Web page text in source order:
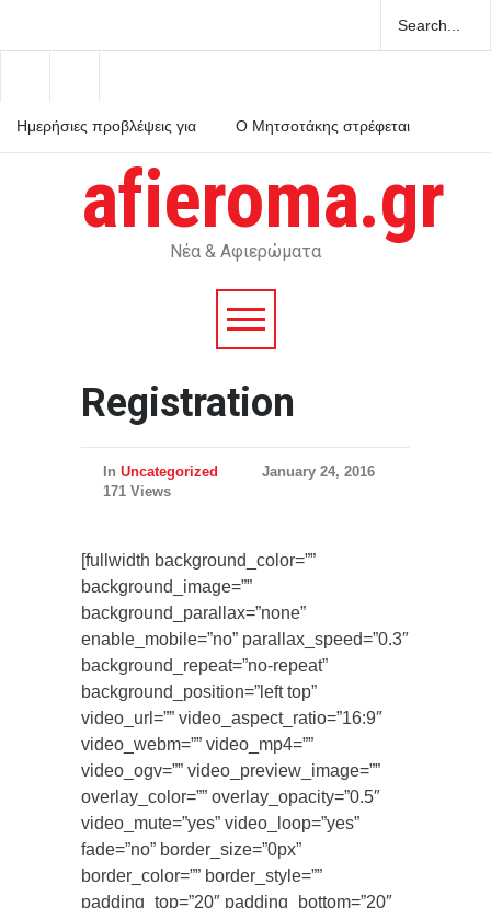
Ημερήσιες προβλέψεις για
Ο Μητσοτάκης στρέφεται
Χανιά: ΕΔΕ για τους
αστυνομικούς που έχασαν
την 75χρονη από το τμήμα
– Βρέθηκε νεκρή μετά από
afieroma.gr
Νέα & Αφιερώματα
Registration
In Uncategorized
January 24, 2016
171 Views
[fullwidth background_color=””
background_image=””
background_parallax=”none”
enable_mobile=”no” parallax_speed=”0.3″
background_repeat=”no-repeat”
background_position=”left top”
video_url=”” video_aspect_ratio=”16:9″
video_webm=”” video_mp4=””
video_ogv=”” video_preview_image=””
overlay_color=”” overlay_opacity=”0.5″
video_mute=”yes” video_loop=”yes”
fade=”no” border_size=”0px”
border_color=”” border_style=””
padding_top=”20″ padding_bottom=”20″